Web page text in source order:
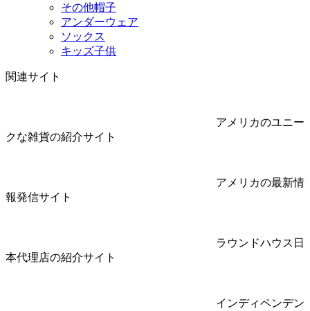
その他帽子
アンダーウェア
ソックス
キッズ子供
関連サイト
アメリカのユニー
クな雑貨の紹介サイト
アメリカの最新情
報発信サイト
ラウンドハウス日
本代理店の紹介サイト
インディペンデン